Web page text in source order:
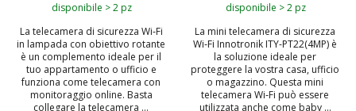
disponibile > 2 pz
La telecamera di sicurezza Wi‑Fi
in lampada con obiettivo rotante
è un complemento ideale per il
tuo appartamento o ufficio e
funziona come telecamera con
monitoraggio online. Basta
collegare la telecamera ...
disponibile > 2 pz
La mini telecamera di sicurezza
Wi‑Fi Innotronik ITY-PT22(4MP) è
la soluzione ideale per
proteggere la vostra casa, ufficio
o magazzino. Questa mini
telecamera Wi‑Fi può essere
utilizzata anche come baby ...